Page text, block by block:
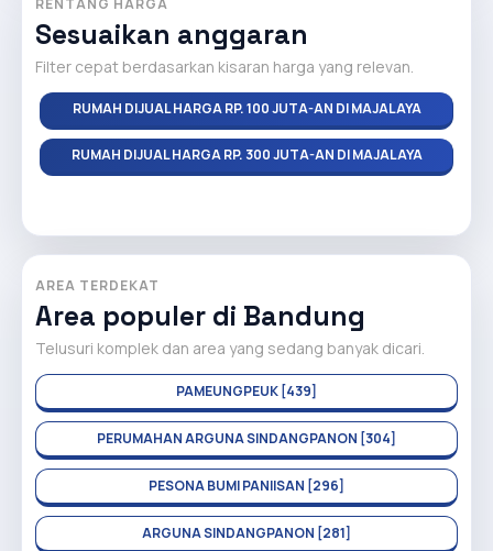
RENTANG HARGA
Sesuaikan anggaran
Filter cepat berdasarkan kisaran harga yang relevan.
RUMAH DIJUAL HARGA RP. 100 JUTA-AN DI MAJALAYA
RUMAH DIJUAL HARGA RP. 300 JUTA-AN DI MAJALAYA
AREA TERDEKAT
Area populer di Bandung
Telusuri komplek dan area yang sedang banyak dicari.
PAMEUNGPEUK [439]
PERUMAHAN ARGUNA SINDANGPANON [304]
PESONA BUMI PANIISAN [296]
ARGUNA SINDANGPANON [281]